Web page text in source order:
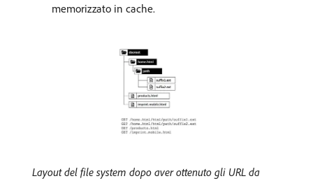
memorizzato in cache.
Layout del file system dopo aver ottenuto gli URL da